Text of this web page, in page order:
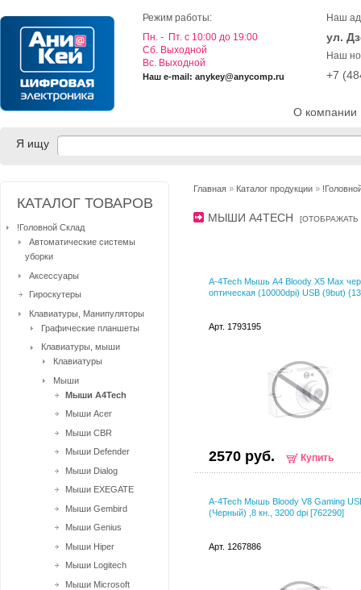
О компании
Режим работы:
Пн. - Пт. с 10:00 до 19:00
Cб. Выходной
Вс. Выходной
Наш e-mail: anykey@anycomp.ru
Наш
ул.
Наш
+7
Я ищу
Главная » Каталог продукции »
МЫШИ A4TECH [ОТОБРАЖАТЬ
A-4Tech Мышь A4 Bloody X5 Max
оптическая (10000dpi) USB (9but)
Арт. 1793195
2570 руб. Купить
A-4Tech Мышь Bloody V8 Gaming
(Черный) ,8 кн., 3200 dpi [762290]
Арт. 1267886
КАТАЛОГ ТОВАРОВ
!Головной Склад
Автоматические системы
уборки
Аксессуары
Гироскутеры
Клавиатуры, Манипуляторы
Графические планшеты
Клавиатуры, мыши
Клавиатуры
Мыши
Мыши A4Tech
Мыши Acer
Мыши CBR
Мыши Defender
Мыши Dialog
Мыши EXEGATE
Мыши Gembird
Мыши Genius
Мыши Hiper
Мыши Logitech
Мыши Microsoft